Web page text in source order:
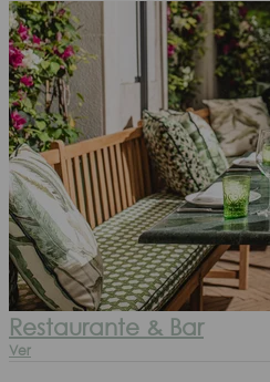
Restaurante & Bar
Ver